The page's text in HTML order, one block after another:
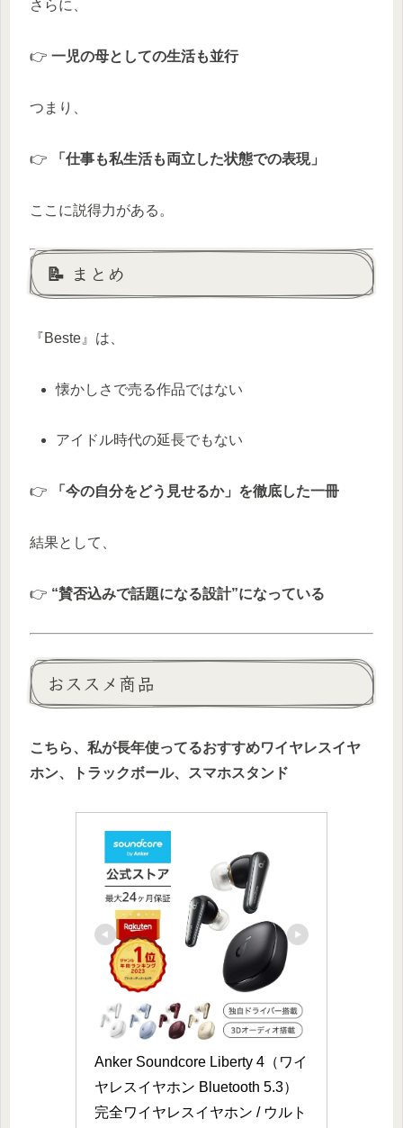
さらに、
👉 一児の母としての生活も並行
つまり、
👉 「仕事も私生活も両立した状態での表現」
ここに説得力がある。
📝 まとめ
『Beste』は、
懐かしさで売る作品ではない
アイドル時代の延長でもない
👉 「今の自分をどう見せるか」を徹底した一冊
結果として、
👉 “賛否込みで話題になる設計”になっている
おススメ商品
こちら、私が長年使ってるおすすめワイヤレスイヤ
ホン、トラックボール、スマホスタンド
Anker Soundcore Liberty 4（ワイ
ヤレスイヤホン Bluetooth 5.3）
完全ワイヤレスイヤホン / ウルト